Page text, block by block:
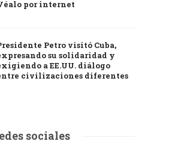
por internet
Petro visitó Cuba,
su solidaridad y
a EE.UU. diálogo
civilizaciones diferentes
sociales